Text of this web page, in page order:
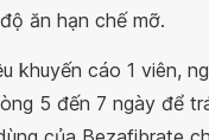
ăn hạn chế mỡ.
khuyến cáo 1 viên,
5 đến 7 ngày để